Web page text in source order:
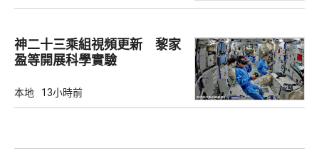
神二十三乘組視頻更新 黎家
盈等開展科學實驗
本地 13小時前